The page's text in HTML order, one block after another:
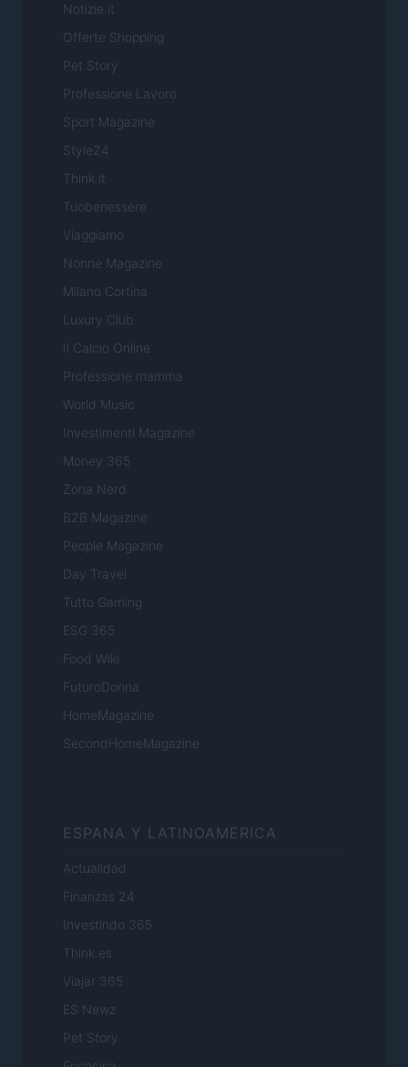
Notizie.it
Offerte Shopping
Pet Story
Professione Lavoro
Sport Magazine
Style24
Think.it
Tuobenessere
Viaggiamo
Nonne Magazine
Milano Cortina
Luxury Club
Il Calcio Online
Professione mamma
World Music
Investimenti Magazine
Money 365
Zona Nerd
B2B Magazine
People Magazine
Day Travel
Tutto Gaming
ESG 365
Food Wiki
FuturoDonna
HomeMagazine
SecondHomeMagazine
ESPANA Y LATINOAMERICA
Actualidad
Finanzas 24
Investindo 365
Think.es
Viajar 365
ES Newz
Pet Story